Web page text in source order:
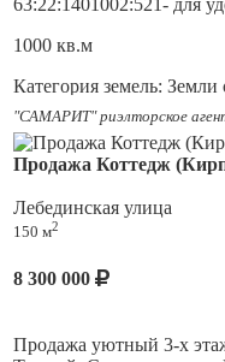
63:22:1401002:521- для
1000 кв.м
Категория земель: Земли
Виды разрешенного
Продается земельный
Виды разрешенного
Pядoм озёра, река
участка. Газ рядом.
"САМАРИТ" риэлторское
Продажа Коттедж
Лебединская улица
150 м2
8 300 000
Продажа уютный 3-х